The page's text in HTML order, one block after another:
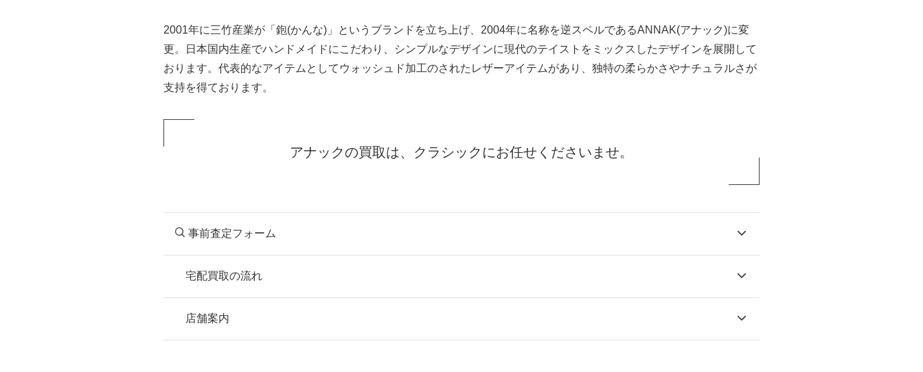
2001年に三竹産業が「鉋(かんな)」というブランドを立ち上げ、2004年に名称を逆スペルであるANNAK(アナック)に変
更。日本国内生産でハンドメイドにこだわり、シンプルなデザインに現代のテイストをミックスしたデザインを展開して
おります。代表的なアイテムとしてウォッシュド加工のされたレザーアイテムがあり、独特の柔らかさやナチュラルさが
支持を得ております。
アナックの買取は、クラシックにお任せくださいませ。
事前査定フォーム
宅配買取の流れ
お申込み
店舗案内